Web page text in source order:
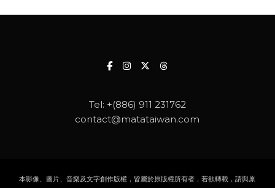
Tel: +(886) 911 231762
contact@matataiwan.com
本影像、圖片、音樂及文字創作版權，皆屬於原版權所有者，若欲轉載，請與原